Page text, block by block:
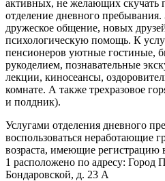
активных, не желающих скучать
отделение дневного пребывания.
дружеское общение, новых
психологическую помощь. К
пенсионеров уютные гостиные,
рукоделием, познавательные
лекции, киносеансы,
комнате. А также трехразовое
и полдник).
Услугами отделения дневного
воспользоваться неработающие
возраста, имеющие
1 расположено по адресу: Город
Бондаровской, д. 23 А